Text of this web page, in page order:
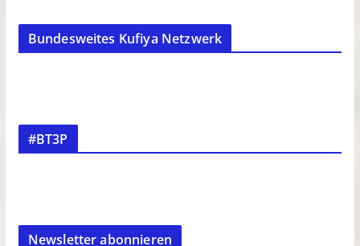
Bundesweites Kufiya Netzwerk
#BT3P
Newsletter abonnieren